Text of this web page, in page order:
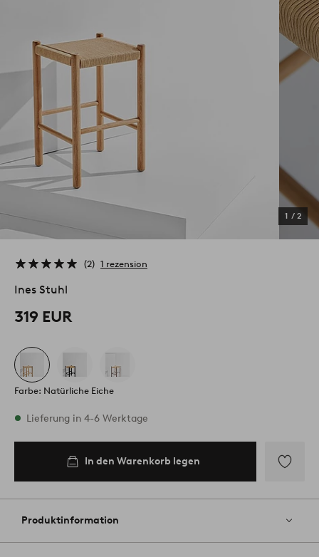
1 / 2
2 1 rezension
Ines Stuhl
319 EUR
Farbe: Natürliche Eiche
Vorrätig
Lieferung in 4-6 Werktage
In den Warenkorb legen
Favoriten
Produktinformation